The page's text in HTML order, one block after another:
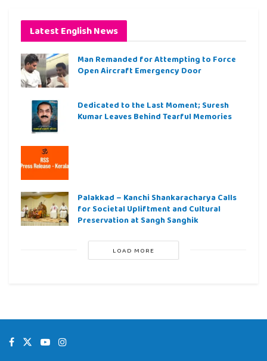
Latest English News
Man Remanded for Attempting to Force
Open Aircraft Emergency Door
Dedicated to the Last Moment; Suresh
Kumar Leaves Behind Tearful Memories
Palakkad – Kanchi Shankaracharya Calls
for Societal Upliftment and Cultural
Preservation at Sangh Sanghik
LOAD MORE